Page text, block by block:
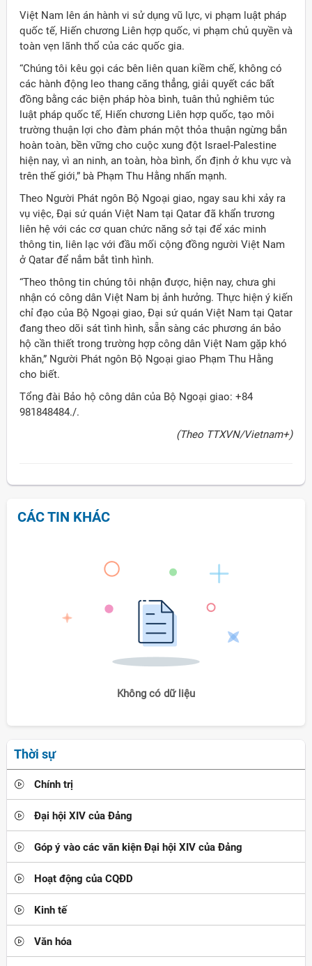
Việt Nam lên án hành vi sử dụng vũ lực, vi phạm luật pháp
quốc tế, Hiến chương Liên hợp quốc, vi phạm chủ quyền và
toàn vẹn lãnh thổ của các quốc gia.
“Chúng tôi kêu gọi các bên liên quan kiềm chế, không có
các hành động leo thang căng thẳng, giải quyết các bất
đồng bằng các biện pháp hòa bình, tuân thủ nghiêm túc
luật pháp quốc tế, Hiến chương Liên hợp quốc, tạo môi
trường thuận lợi cho đàm phán một thỏa thuận ngừng bắn
hoàn toàn, bền vững cho cuộc xung đột Israel-Palestine
hiện nay, vì an ninh, an toàn, hòa bình, ổn định ở khu vực và
trên thế giới,” bà Phạm Thu Hằng nhấn mạnh.
Theo Người Phát ngôn Bộ Ngoại giao, ngay sau khi xảy ra
vụ việc, Đại sứ quán Việt Nam tại Qatar đã khẩn trương
liên hệ với các cơ quan chức năng sở tại để xác minh
thông tin, liên lạc với đầu mối cộng đồng người Việt Nam
ở Qatar để nắm bắt tình hình.
“Theo thông tin chúng tôi nhận được, hiện nay, chưa ghi
nhận có công dân Việt Nam bị ảnh hưởng. Thực hiện ý kiến
chỉ đạo của Bộ Ngoại giao, Đại sứ quán Việt Nam tại Qatar
đang theo dõi sát tình hình, sẵn sàng các phương án bảo
hộ cần thiết trong trường hợp công dân Việt Nam gặp khó
khăn,” Người Phát ngôn Bộ Ngoại giao Phạm Thu Hằng
cho biết.
Tổng đài Bảo hộ công dân của Bộ Ngoại giao: +84
981848484./.
(Theo TTXVN/Vietnam+)
CÁC TIN KHÁC
Không có dữ liệu
Thời sự
Chính trị
Đại hội XIV của Đảng
Góp ý vào các văn kiện Đại hội XIV của Đảng
Hoạt động của CQĐD
Kinh tế
Văn hóa